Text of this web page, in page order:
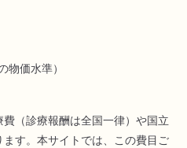
価水準）
（診療報酬は全国一律）や国立
す。本サイトでは、この費目ご